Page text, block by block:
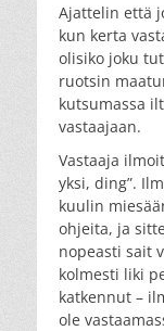
Ajattelin että
kun kerta
olisiko joku
ruotsin
kutsumassa
vastaajaan.
Vastaaja
yksi, ding”.
kuulin
ohjeita, ja
nopeasti sait
kolmesti liki
katkennut –
ole